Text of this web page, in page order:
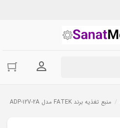
ورود به
/ منبع تغذیه برند FATEK مدل ADP-12V-2A